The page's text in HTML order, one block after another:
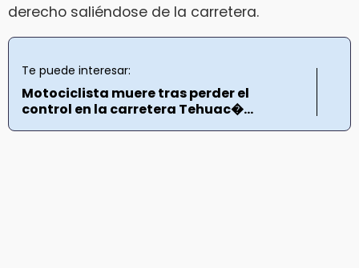
derecho saliéndose de la carretera.
Te puede interesar:
Motociclista muere tras perder el
control en la carretera Tehuac�...